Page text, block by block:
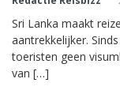
Sri Lanka maakt
aantrekkelijker.
toeristen geen
van […]